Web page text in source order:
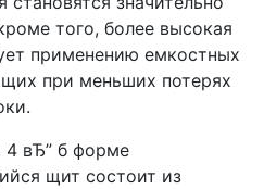
того, более высокая
применению емкостных
при меньших потерях
4 вЂ” б форме
щит состоит из